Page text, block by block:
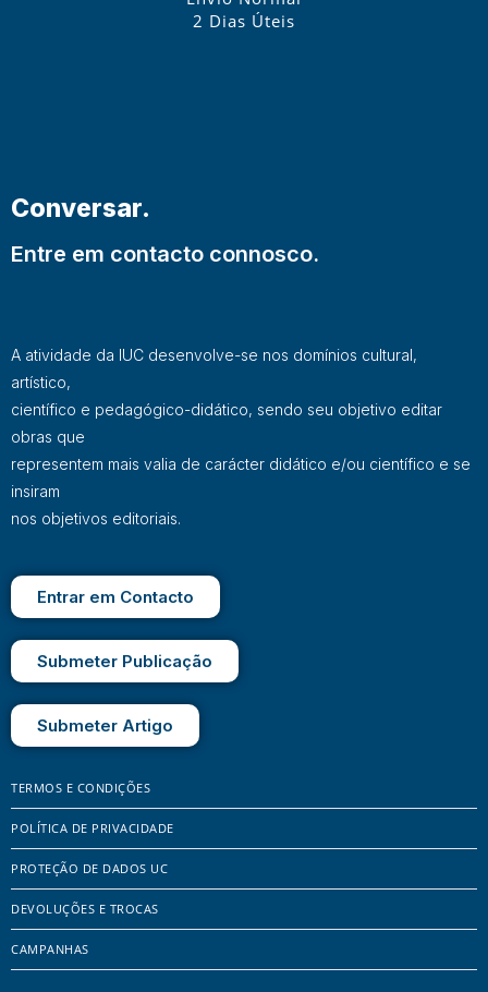
2 Dias Úteis
Conversar.
Entre em contacto connosco.
A atividade da IUC desenvolve-se nos domínios cultural,
artístico,
científico e pedagógico-didático, sendo seu objetivo editar
obras que
representem mais valia de carácter didático e/ou científico e se
insiram
nos objetivos editoriais.
Entrar em Contacto
Submeter Publicação
Submeter Artigo
TERMOS E CONDIÇÕES
POLÍTICA DE PRIVACIDADE
PROTEÇÃO DE DADOS UC
DEVOLUÇÕES E TROCAS
CAMPANHAS